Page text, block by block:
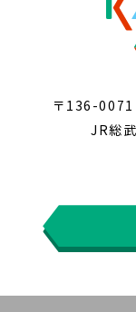
〒136-
JR総